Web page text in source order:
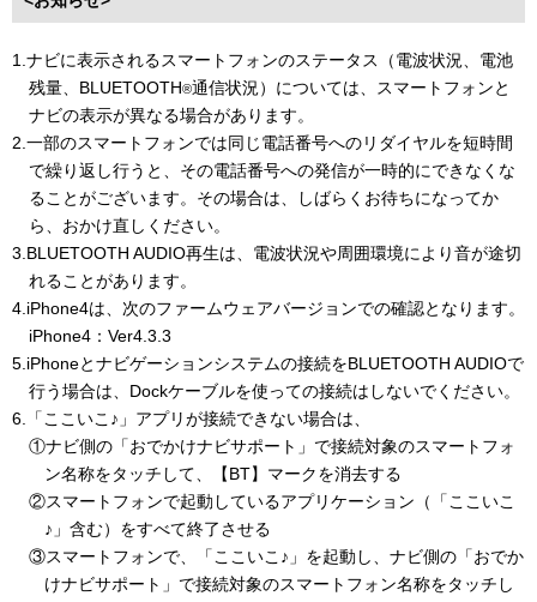
1.ナビに表示されるスマートフォンのステータス（電波状況、電池
残量、BLUETOOTH®通信状況）については、スマートフォンと
ナビの表示が異なる場合があります。
2.一部のスマートフォンでは同じ電話番号へのリダイヤルを短時間
で繰り返し行うと、その電話番号への発信が一時的にできなくな
ることがございます。その場合は、しばらくお待ちになってか
ら、おかけ直しください。
3.BLUETOOTH AUDIO再生は、電波状況や周囲環境により音が途切
れることがあります。
4.iPhone4は、次のファームウェアバージョンでの確認となります。
iPhone4：Ver4.3.3
5.iPhoneとナビゲーションシステムの接続をBLUETOOTH AUDIOで
行う場合は、Dockケーブルを使っての接続はしないでください。
6.「ここいこ♪」アプリが接続できない場合は、
①ナビ側の「おでかけナビサポート」で接続対象のスマートフォ
ン名称をタッチして、【BT】マークを消去する
②スマートフォンで起動しているアプリケーション（「ここいこ
♪」含む）をすべて終了させる
③スマートフォンで、「ここいこ♪」を起動し、ナビ側の「おでか
けナビサポート」で接続対象のスマートフォン名称をタッチし